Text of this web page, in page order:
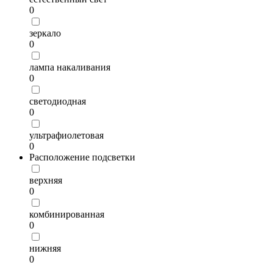
0
зеркало
0
лампа накаливания
0
светодиодная
0
ультрафиолетовая
0
Расположение подсветки
верхняя
0
комбинированная
0
нижняя
0